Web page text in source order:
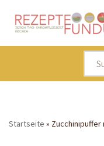
Zum
Inhalt
Startseite »